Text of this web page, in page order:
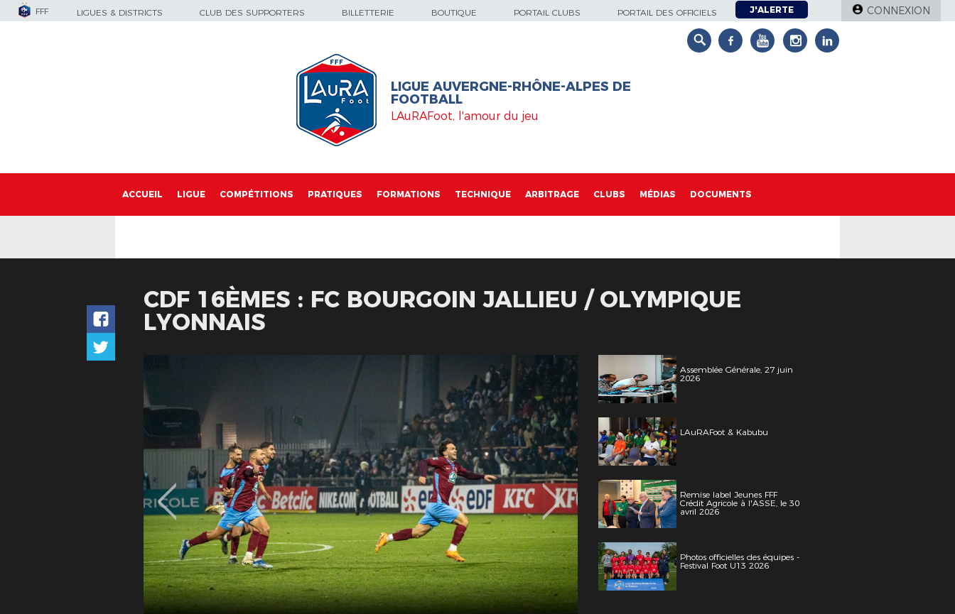
FFF LIGUES & DISTRICTS CLUB DES SUPPORTERS BILLETTERIE BOUTIQUE PORTAIL CLUBS PORTAIL DES OFFICIELS J'ALERTE CONNEXION
LIGUE AUVERGNE-RHÔNE-ALPES DE
FOOTBALL
LAuRAFoot, l'amour du jeu
ACCUEIL LIGUE COMPÉTITIONS PRATIQUES FORMATIONS TECHNIQUE ARBITRAGE CLUBS MÉDIAS DOCUMENTS
CDF 16ÈMES : FC BOURGOIN JALLIEU / OLYMPIQUE
LYONNAIS
Assemblée Générale, 27 juin
2026
LAuRAFoot & Kabubu
Remise label Jeunes FFF
Crédit Agricole à l'ASSE, le 30
avril 2026
Photos officielles des équipes -
Festival Foot U13 2026